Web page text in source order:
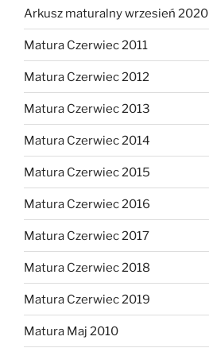
Arkusz maturalny wrzesień 2020
Matura Czerwiec 2011
Matura Czerwiec 2012
Matura Czerwiec 2013
Matura Czerwiec 2014
Matura Czerwiec 2015
Matura Czerwiec 2016
Matura Czerwiec 2017
Matura Czerwiec 2018
Matura Czerwiec 2019
Matura Maj 2010